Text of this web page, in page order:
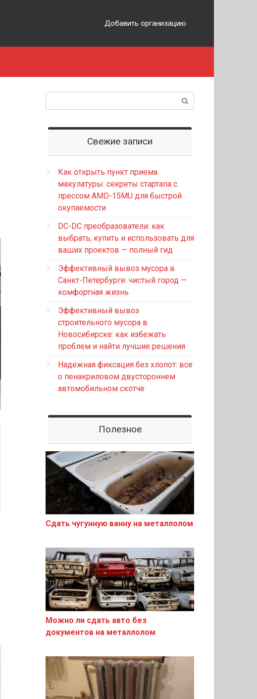
Добавить организацию
Свежие записи
Как открыть пункт приема
макулатуры: секреты стартапа с
прессом AMD-15MU для быстрой
окупаемости
DC-DC преобразователи: как
выбрать, купить и использовать для
ваших проектов — полный гид
Эффективный вывоз мусора в
Санкт-Петербурге: чистый город —
комфортная жизнь
Эффективный вывоз
строительного мусора в
Новосибирске: как избежать
проблем и найти лучшие решения
Надежная фиксация без хлопот: все
о пенакриловом двустороннем
автомобильном скотче
Полезное
Сдать чугунную ванну на металлолом
Можно ли сдать авто без
документов на металлолом